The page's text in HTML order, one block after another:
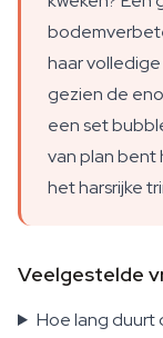
haar
gezien de
een set
van plan bent
het harsrijke
Veelgestelde
Hoe lang duurt